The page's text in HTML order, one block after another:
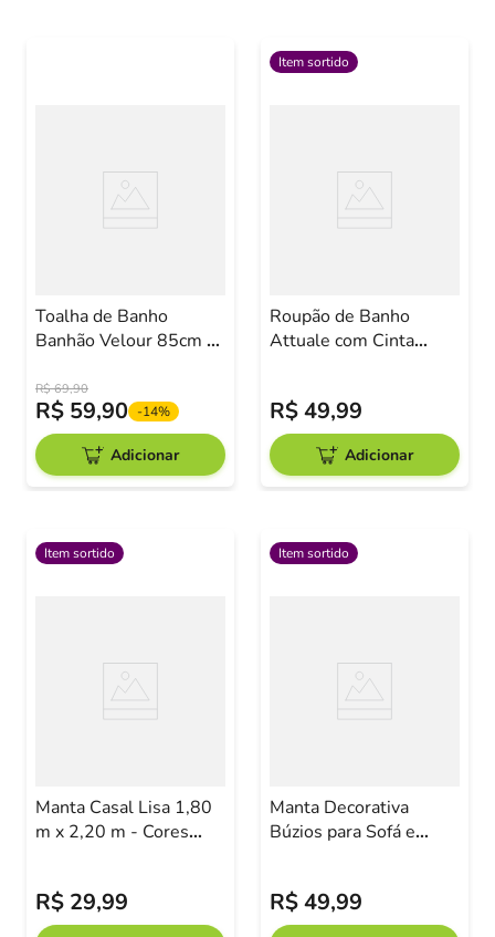
Toalha de Banho
Banhão Velour 85cm x
R$ 69,90
R$ 59,90 -14%
Adicionar
Item sortido
Roupão de Banho
Attuale com Cinta
R$49,99
Adicionar
Item sortido
Manta Casal Lisa 1,80
m x 2,20 m - Cores
R$ 29,99
Item sortido
Manta Decorativa
Búzios para Sofá e
R$49,99